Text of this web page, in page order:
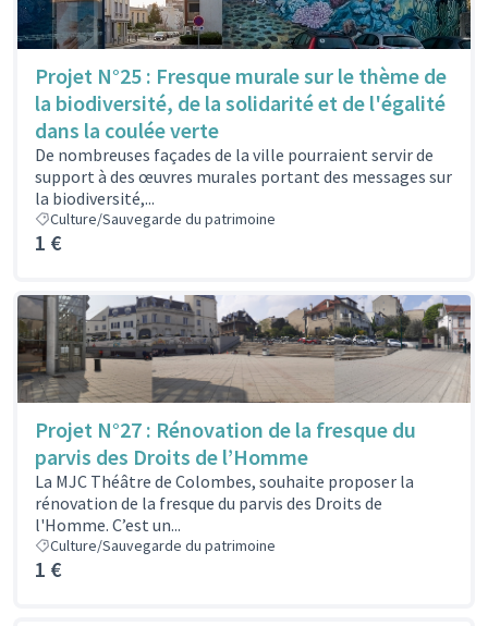
Projet N°25 : Fresque murale sur le thème de
la biodiversité, de la solidarité et de l'égalité
dans la coulée verte
De nombreuses façades de la ville pourraient servir de
support à des œuvres murales portant des messages sur
la biodiversité,...
Culture/Sauvegarde du patrimoine
1 €
Projet N°27 : Rénovation de la fresque du
parvis des Droits de l’Homme
La MJC Théâtre de Colombes, souhaite proposer la
rénovation de la fresque du parvis des Droits de
l'Homme. C’est un...
Culture/Sauvegarde du patrimoine
1 €